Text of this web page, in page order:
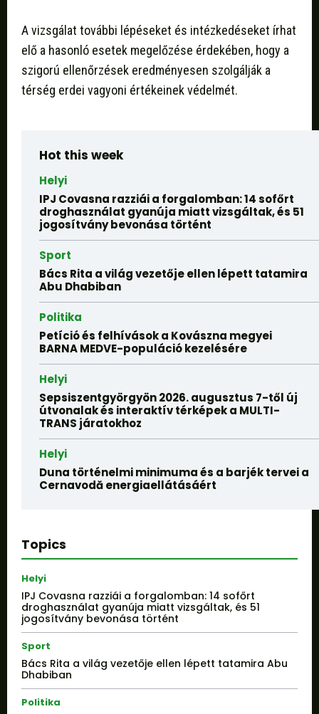
A vizsgálat további lépéseket és intézkedéseket írhat
elő a hasonló esetek megelőzése érdekében, hogy a
szigorú ellenőrzések eredményesen szolgálják a
térség erdei vagyoni értékeinek védelmét.
Hot this week
Helyi
IPJ Covasna razziái a forgalomban: 14 sofőrt
droghasználat gyanúja miatt vizsgáltak, és 51
jogosítvány bevonása történt
Sport
Bács Rita a világ vezetője ellen lépett tatamira
Abu Dhabiban
Politika
Petíció és felhívások a Kovászna megyei
BARNA MEDVE-populáció kezelésére
Helyi
Sepsiszentgyörgyön 2026. augusztus 7-től új
útvonalak és interaktív térképek a MULTI-
TRANS járatokhoz
Helyi
Duna történelmi minimuma és a barjék tervei a
Cernavodă energiaellátásáért
Topics
Helyi
IPJ Covasna razziái a forgalomban: 14 sofőrt
droghasználat gyanúja miatt vizsgáltak, és 51
jogosítvány bevonása történt
Sport
Bács Rita a világ vezetője ellen lépett tatamira Abu
Dhabiban
Politika